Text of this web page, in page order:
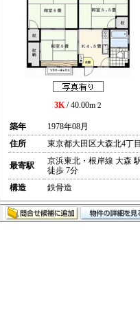
3K/ 40.00m 2
築年
1978年08月
住所
東京都大田区大森北4丁
最寄駅
京浜東北・根岸線 大森
徒歩 7分
構造
鉄骨造